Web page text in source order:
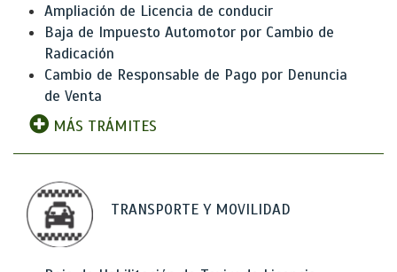
Ampliación de Licencia de conducir
Baja de Impuesto Automotor por Cambio de
Radicación
Cambio de Responsable de Pago por Denuncia
de Venta
MÁS TRÁMITES
TRANSPORTE Y MOVILIDAD